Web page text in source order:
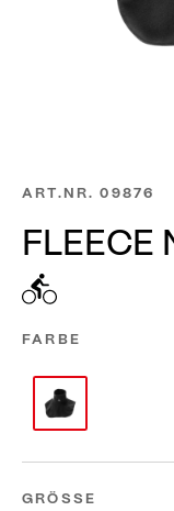
ART.NR. 09876
FLEECE
FARBE
GRÖSSE